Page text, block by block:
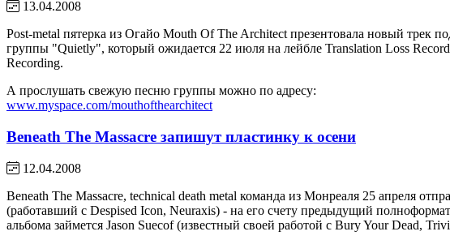
13.04.2008
Post-metal пятерка из Огайо Mouth Of The Architect презентовала новый трек
группы "Quietly", который ожидается 22 июля на лейбле Translation Loss
Recording.
А прослушать свежую песню группы можно по адресу:
www.myspace.com/mouthofthearchitect
Beneath The Massacre запишут пластинку к осени
12.04.2008
Beneath The Massacre, technical death metal команда из Монреаля 25 апреля
(работавший с Despised Icon, Neuraxis) - на его счету предыдущий
альбома займется Jason Suecof (известный своей работой с Bury Your Dead,